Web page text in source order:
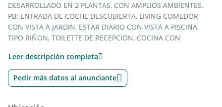
DESARROLLADO EN 2 PLANTAS, CON AMPLIOS AMBIENTES.
PB: ENTRADA DE COCHE DESCUBIERTA, LIVING COMEDOR
CON VISTA A JARDIN, ESTAR DIARIO CON VISTA A PISCINA
TIPO RIÑON, TOILETTE DE RECEPCION, COCINA CON
BAÑO CON DUCHA Y GARAJE. FONDO LIBRE CON GALERIA Y
PARRILLA, PISCINA Y CUARTO DE HERRAMIENTAS.
CALEFACCION POR LOSA RADIANTE. AIRE ACONDICIONADO
Leer descripción completa
Pedir más datos al anunciante